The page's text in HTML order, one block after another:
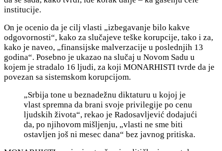
institucije.
On je ocenio da je cilj vlasti „izbegavanje bilo kakve
odgovornosti“, kako za slučajeve teške korupcije, tako i za,
kako je naveo, „finansijske malverzacije u poslednjih 13
godina“. Posebno je ukazao na slučaj u Novom Sadu u
kojem je stradalo 16 ljudi, za koji MONARHISTI tvrde da je
povezan sa sistemskom korupcijom.
„Srbija tone u beznadežnu diktaturu u kojoj je
vlast spremna da brani svoje privilegije po cenu
ljudskih života“, rekao je Radosavljević dodajući
da, po njihovom mišljenju, „vlasti ne sme biti
ostavljen još ni mesec dana“ bez javnog pritiska.